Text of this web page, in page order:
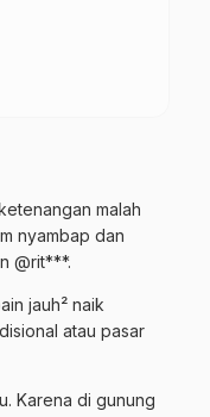
malah
nyambap dan
@rit***.
jauh² naik
atau pasar
Karena di gunung